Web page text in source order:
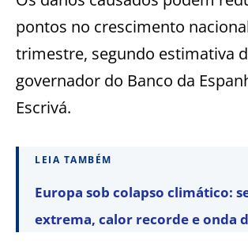
pontos no crescimento
trimestre, segundo estimativa
governador do Banco da
Escrivá.
LEIA TAMBÉM
Europa sob colapso climático:
extrema, calor recorde e onda